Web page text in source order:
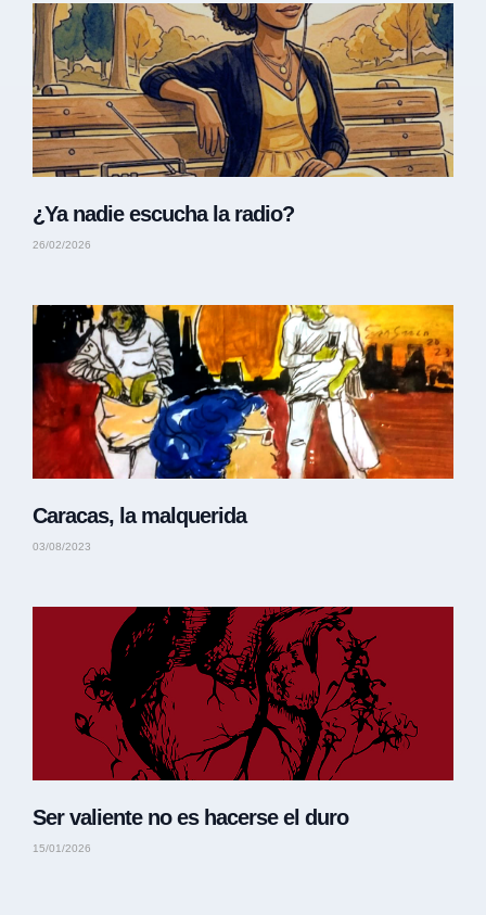
¿Ya nadie escucha la radio?
26/02/2026
Caracas, la malquerida
03/08/2023
Ser valiente no es hacerse el duro
15/01/2026